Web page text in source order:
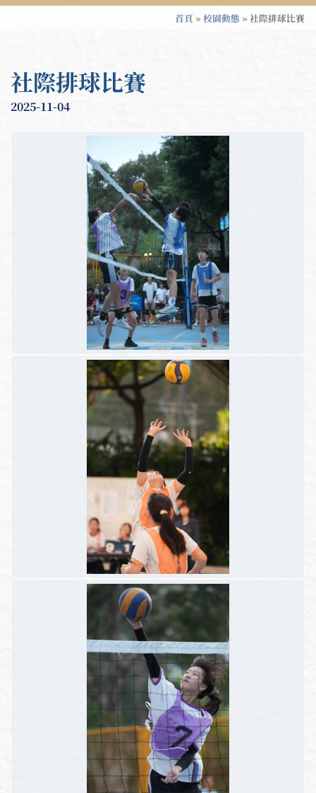
首頁 »校園動態 »社際排球比賽
社際排球比賽
2025-11-04